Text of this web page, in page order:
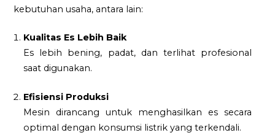
kebutuhan usaha, antara lain:
Kualitas Es Lebih Baik
Es lebih bening, padat, dan terlihat profesional
saat digunakan.
Efisiensi Produksi
Mesin dirancang untuk menghasilkan es secara
optimal dengan konsumsi listrik yang terkendali.